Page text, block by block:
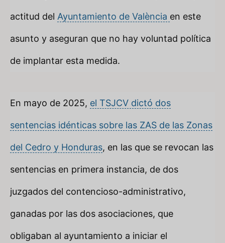
actitud del Ayuntamiento de València en este
asunto y aseguran que no hay voluntad política
de implantar esta medida.
En mayo de 2025, el TSJCV dictó dos
sentencias idénticas sobre las ZAS de las Zonas
del Cedro y Honduras, en las que se revocan las
sentencias en primera instancia, de dos
juzgados del contencioso-administrativo,
ganadas por las dos asociaciones, que
obligaban al ayuntamiento a iniciar el